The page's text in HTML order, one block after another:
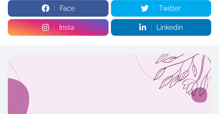
Face Twitter
Insta Linkedin